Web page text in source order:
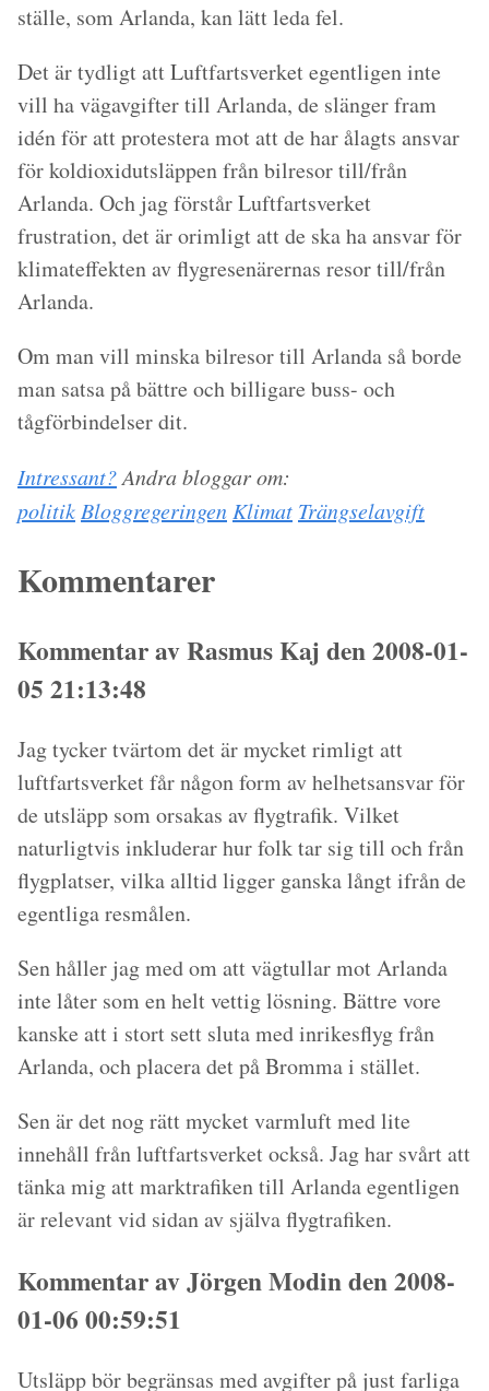
ställe, som Arlanda, kan lätt leda fel.
Det är tydligt att Luftfartsverket egentligen inte
vill ha vägavgifter till Arlanda, de slänger fram
idén för att protestera mot att de har ålagts ansvar
för koldioxidutsläppen från bilresor till/från
Arlanda. Och jag förstår Luftfartsverket
frustration, det är orimligt att de ska ha ansvar för
klimateffekten av flygresenärernas resor till/från
Arlanda.
Om man vill minska bilresor till Arlanda så borde
man satsa på bättre och billigare buss- och
tågförbindelser dit.
Intressant?Andra bloggar om:
politik Bloggregeringen Klimat Trängselavgift
Kommentarer
Kommentar av Rasmus Kaj den 2008-01-
05 21:13:48
Jag tycker tvärtom det är mycket rimligt att
luftfartsverket får någon form av helhetsansvar för
de utsläpp som orsakas av flygtrafik. Vilket
naturligtvis inkluderar hur folk tar sig till och från
flygplatser, vilka alltid ligger ganska långt ifrån de
egentliga resmålen.
Sen håller jag med om att vägtullar mot Arlanda
inte låter som en helt vettig lösning. Bättre vore
kanske att i stort sett sluta med inrikesflyg från
Arlanda, och placera det på Bromma i stället.
Sen är det nog rätt mycket varmluft med lite
innehåll från luftfartsverket också. Jag har svårt att
tänka mig att marktrafiken till Arlanda egentligen
är relevant vid sidan av själva flygtrafiken.
Kommentar av Jörgen Modin den 2008-
01-06 00:59:51
Utsläpp bör begränsas med avgifter på just farliga